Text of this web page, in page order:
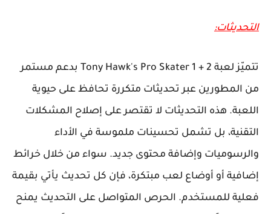
التحديثات:
تتميّز لعبة Tony Hawk's Pro Skater 1 + 2 بدعم مستمر
من المطورين عبر تحديثات متكررة تحافظ على حيوية
اللعبة. هذه التحديثات لا تقتصر على إصلاح المشكلات
التقنية، بل تشمل تحسينات ملموسة في الأداء
والرسوميات وإضافة محتوى جديد. سواء من خلال خرائط
إضافية أو أوضاع لعب مبتكرة، فإن كل تحديث يأتي بقيمة
فعلية للمستخدم. الحرص المتواصل على التحديث يمنح